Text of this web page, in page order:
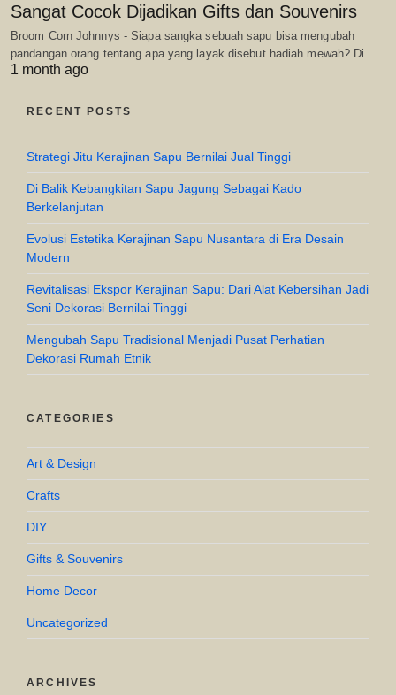
Sangat Cocok Dijadikan Gifts dan Souvenirs
Broom Corn Johnnys - Siapa sangka sebuah sapu bisa mengubah
pandangan orang tentang apa yang layak disebut hadiah mewah? Di…
1 month ago
RECENT POSTS
Strategi Jitu Kerajinan Sapu Bernilai Jual Tinggi
Di Balik Kebangkitan Sapu Jagung Sebagai Kado
Berkelanjutan
Evolusi Estetika Kerajinan Sapu Nusantara di Era Desain
Modern
Revitalisasi Ekspor Kerajinan Sapu: Dari Alat Kebersihan Jadi
Seni Dekorasi Bernilai Tinggi
Mengubah Sapu Tradisional Menjadi Pusat Perhatian
Dekorasi Rumah Etnik
CATEGORIES
Art & Design
Crafts
DIY
Gifts & Souvenirs
Home Decor
Uncategorized
ARCHIVES